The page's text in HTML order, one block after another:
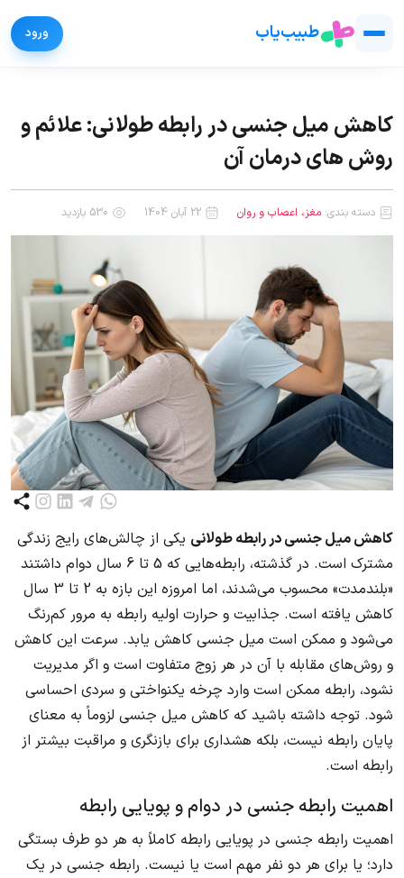
طبیب‌یاب
کاهش میل جنسی در رابطه طولانی: علائم و
روش های درمان آن
دسته بندی: مغز، اعصاب و روان
کاهش میل جنسی در رابطه‌ طولانی یکی از چالش‌های رایج زندگی
مشترک است. در گذشته، رابطه‌هایی که 5 تا 6 سال دوام داشتند
«بلندمدت» محسوب می‌شدند، اما امروزه این بازه به 2 تا 3 سال
کاهش یافته است. جذابیت و حرارت اولیه رابطه به مرور کم‌رنگ
می‌شود و ممکن است میل جنسی کاهش یابد. سرعت این کاهش
و روش‌های مقابله با آن در هر زوج متفاوت است و اگر مدیریت
نشود، رابطه ممکن است وارد چرخه یکنواختی و سردی احساسی
شود. توجه داشته باشید که کاهش میل جنسی لزوماً به معنای
پایان رابطه نیست، بلکه هشداری برای بازنگری و مراقبت بیشتر از
رابطه است.
اهمیت رابطه جنسی در دوام و پویایی رابطه
اهمیت رابطه جنسی در پویایی رابطه کاملاً به هر دو طرف بستگی
دارد؛ یا برای هر دو نفر مهم است یا نیست. رابطه جنسی در یک